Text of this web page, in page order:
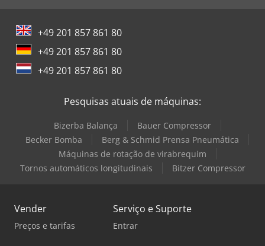
+49 201 857 861 80
+49 201 857 861 80
+49 201 857 861 80
Pesquisas atuais de máquinas:
Bizerba Balança
Bauer Compressor
Becker Bomba
Berg & Schmid Prensa Pneumática
Máquinas de rotação de virabrequim
Tornos automáticos longitudinais
Bitzer Compressor
Vender
Preços e tarifas
Serviço e Suporte
Entrar